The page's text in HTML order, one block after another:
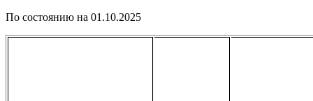
По состоянию на 01.10.2025